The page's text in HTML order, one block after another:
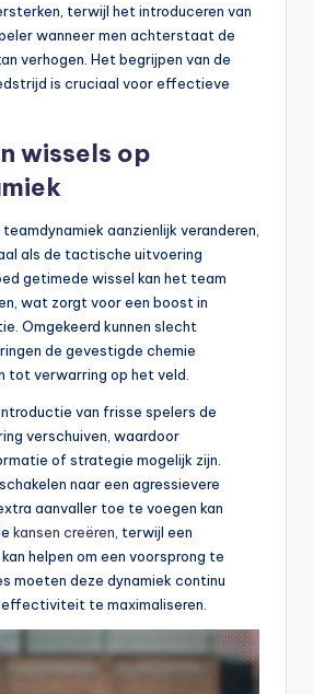
terwijl het introduceren van
wanneer men achterstaat de
verhogen. Het begrijpen van de
is cruciaal voor effectieve
wissels op
aanzienlijk veranderen,
als de tactische uitvoering
getimede wissel kan het team
wat zorgt voor een boost in
Omgekeerd kunnen slecht
de gevestigde chemie
tot verwarring op het veld.
van frisse spelers de
verschuiven, waardoor
of strategie mogelijk zijn.
naar een agressievere
aanvaller toe te voegen kan
kansen creëren , terwijl een
helpen om een voorsprong te
moeten deze dynamiek continu
te maximaliseren.